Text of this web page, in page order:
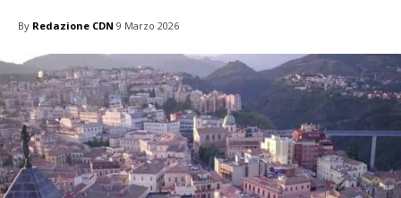
By Redazione CDN 9 Marzo 2026